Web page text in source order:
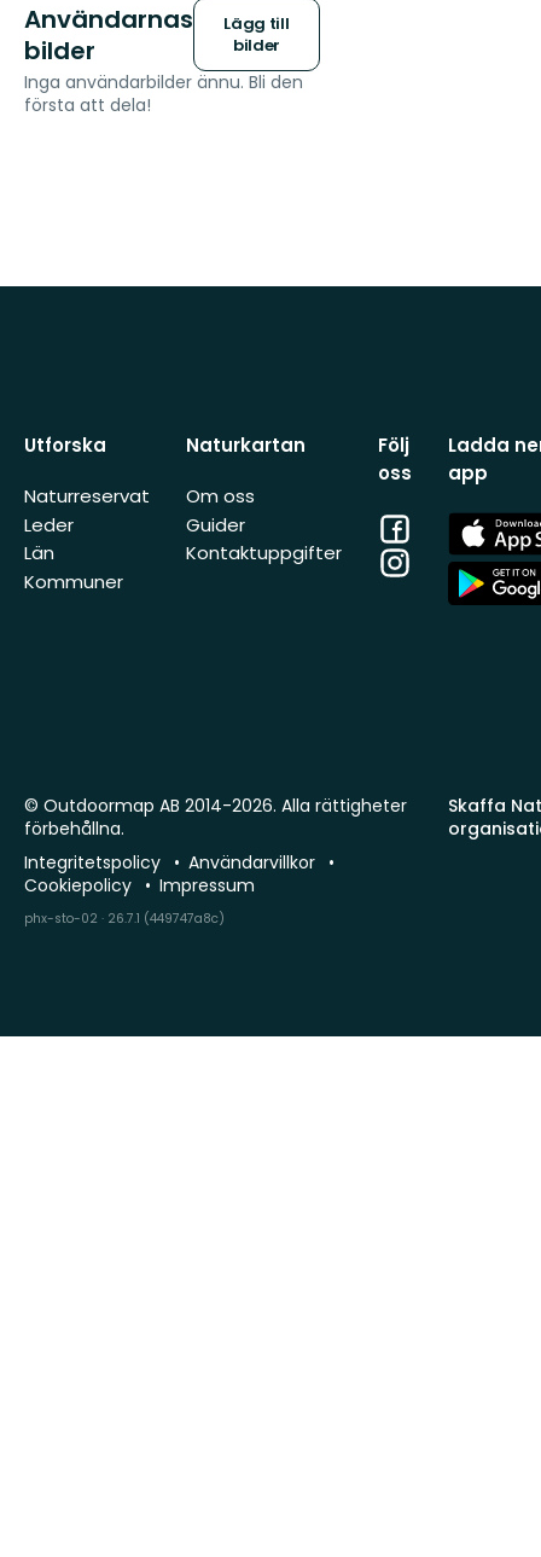
Användarnas
bilder
Lägg till
bilder
Inga användarbilder ännu. Bli den
första att dela!
Utforska
Naturreservat
Leder
Län
Kommuner
Naturkartan
Om oss
Guider
Kontaktuppgifter
Följ
oss
Facebook
Instagram
Ladda
app
App
Store
App
Store
Skaffa
© Outdoormap AB 2014-2026. Alla rättigheter
förbehållna.
Integritetspolicy
Användarvillkor
Cookiepolicy
Impressum
phx-sto-02 · 26.7.1 (449747a8c)